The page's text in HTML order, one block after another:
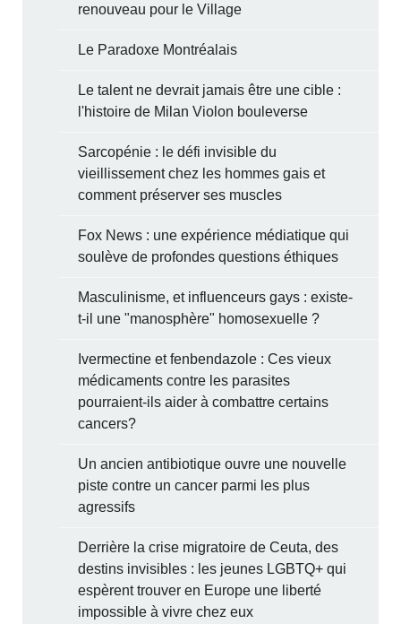
renouveau pour le Village
Le Paradoxe Montréalais
Le talent ne devrait jamais être une cible :
l'histoire de Milan Violon bouleverse
Sarcopénie : le défi invisible du
vieillissement chez les hommes gais et
comment préserver ses muscles
Fox News : une expérience médiatique qui
soulève de profondes questions éthiques
Masculinisme, et influenceurs gays : existe-
t-il une "manosphère" homosexuelle ?
Ivermectine et fenbendazole : Ces vieux
médicaments contre les parasites
pourraient-ils aider à combattre certains
cancers?
Un ancien antibiotique ouvre une nouvelle
piste contre un cancer parmi les plus
agressifs
Derrière la crise migratoire de Ceuta, des
destins invisibles : les jeunes LGBTQ+ qui
espèrent trouver en Europe une liberté
impossible à vivre chez eux